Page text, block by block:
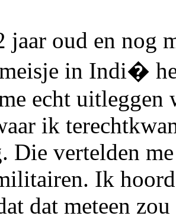
jaar oud en nog
in Indi�
echt
ik
vertelden me
Ik
dat meteen